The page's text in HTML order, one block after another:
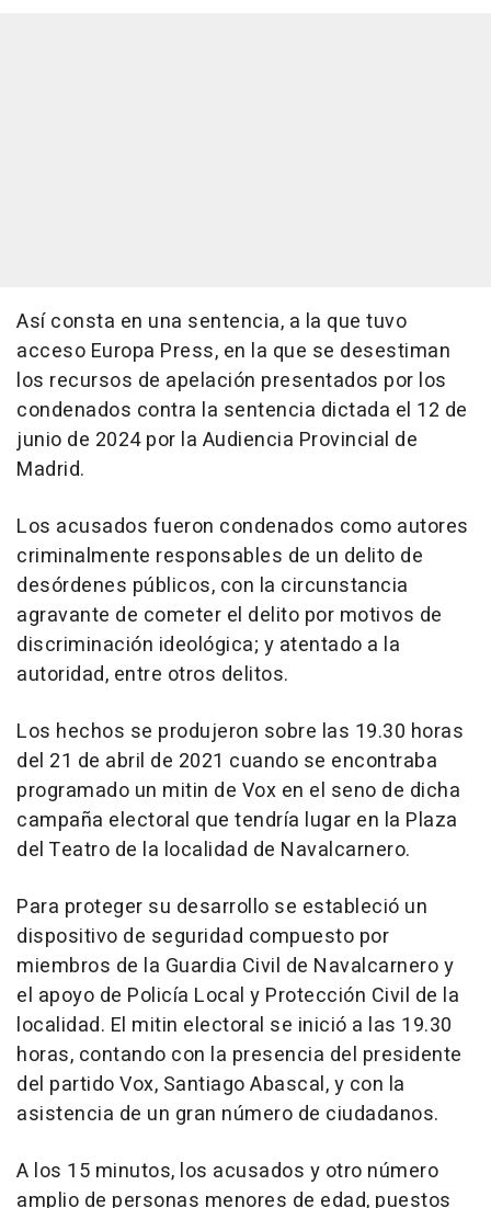
Así consta en una sentencia, a la que tuvo
acceso Europa Press, en la que se desestiman
los recursos de apelación presentados por los
condenados contra la sentencia dictada el 12 de
junio de 2024 por la Audiencia Provincial de
Madrid.
Los acusados fueron condenados como autores
criminalmente responsables de un delito de
desórdenes públicos, con la circunstancia
agravante de cometer el delito por motivos de
discriminación ideológica; y atentado a la
autoridad, entre otros delitos.
Los hechos se produjeron sobre las 19.30 horas
del 21 de abril de 2021 cuando se encontraba
programado un mitin de Vox en el seno de dicha
campaña electoral que tendría lugar en la Plaza
del Teatro de la localidad de Navalcarnero.
Para proteger su desarrollo se estableció un
dispositivo de seguridad compuesto por
miembros de la Guardia Civil de Navalcarnero y
el apoyo de Policía Local y Protección Civil de la
localidad. El mitin electoral se inició a las 19.30
horas, contando con la presencia del presidente
del partido Vox, Santiago Abascal, y con la
asistencia de un gran número de ciudadanos.
A los 15 minutos, los acusados y otro número
amplio de personas menores de edad, puestos